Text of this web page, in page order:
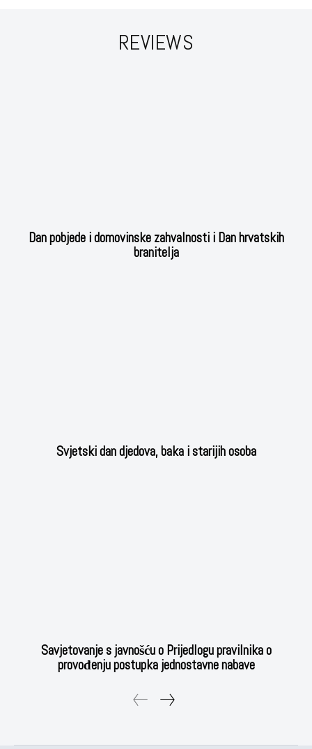
REVIEWS
Dan pobjede i domovinske zahvalnosti i Dan hrvatskih
branitelja
Svjetski dan djedova, baka i starijih osoba
Savjetovanje s javnošću o Prijedlogu pravilnika o
provođenju postupka jednostavne nabave